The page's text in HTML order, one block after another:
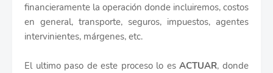
financieramente la operación donde incluiremos, costos
en general, transporte, seguros, impuestos, agentes
intervinientes, márgenes, etc.
El ultimo paso de este proceso lo esACTUAR, donde